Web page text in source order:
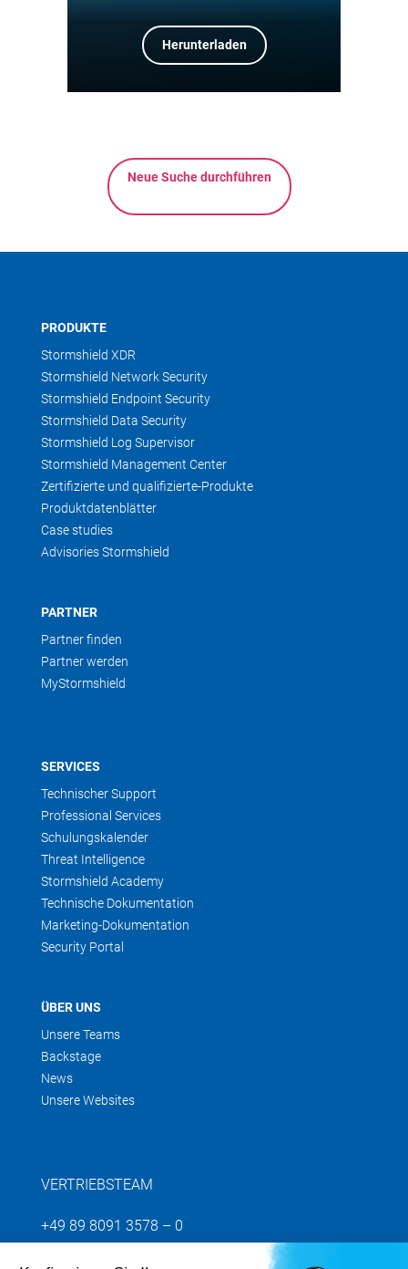
Herunterladen
Neue Suche durchführen
PRODUKTE
Stormshield XDR
Stormshield Network Security
Stormshield Endpoint Security
Stormshield Data Security
Stormshield Log Supervisor
Stormshield Management Center
Zertifizierte und qualifizierte-Produkte
Produktdatenblätter
Case studies
Advisories Stormshield
PARTNER
Partner finden
Partner werden
MyStormshield
SERVICES
Technischer Support
Professional Services
Schulungskalender
Threat Intelligence
Stormshield Academy
Technische Dokumentation
Marketing-Dokumentation
Security Portal
ÜBER UNS
Unsere Teams
Backstage
News
Unsere Websites
VERTRIEBSTEAM
+49 89 8091 3578 – 0